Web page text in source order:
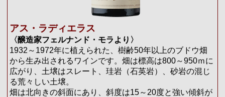
アス・ラディエラス
〈醸造家フェルナンド・モラより〉
1932～1972年に植えられた、樹齢50年以上のブドウ畑
から生み出されるワインです。畑は標高は800～950ｍに
広がり、土壌はスレート、珪岩（石英岩）、砂岩の混じ
る荒々しい土壌。
畑は北向きの斜面にあり、斜度は15～20度と強い傾斜が